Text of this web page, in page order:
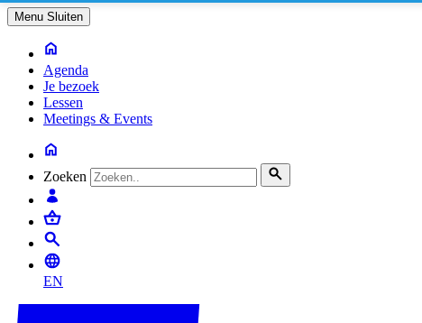
Menu Sluiten
Agenda
Je bezoek
Lessen
Meetings & Events
Zoeken
EN